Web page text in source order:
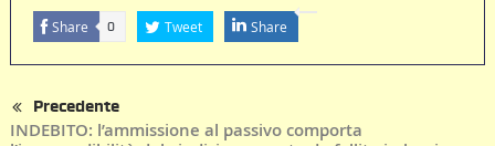
Share 0 Tweet Share
Precedente
INDEBITO: l’ammissione al passivo comporta